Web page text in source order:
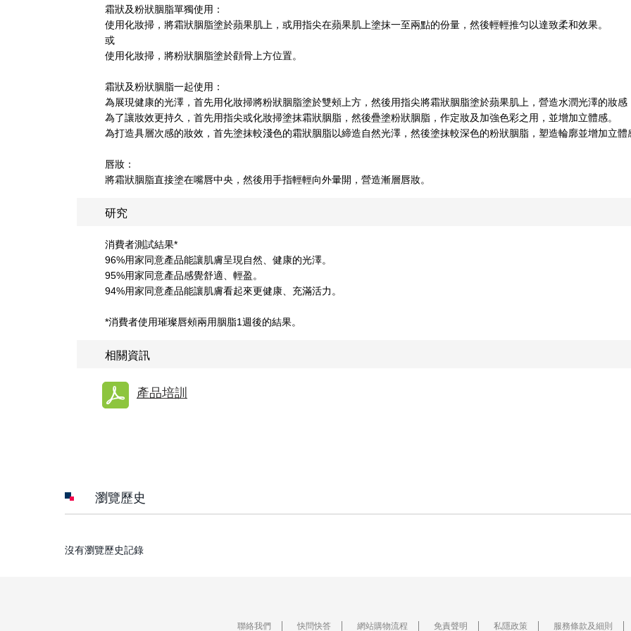
霜狀及粉狀胭脂單獨使用：
使用化妝掃，將霜狀胭脂塗於蘋果肌上，或用指尖在蘋果肌上塗抹一至兩點的份量，然後輕輕推匀以達致柔和效果。
或
使用化妝掃，將粉狀胭脂塗於顴骨上方位置。
霜狀及粉狀胭脂一起使用：
為展現健康的光澤，首先用化妝掃將粉狀胭脂塗於雙頰上方，然後用指尖將霜狀胭脂塗於蘋果肌上，營造水潤光澤的妝感
為了讓妝效更持久，首先用指尖或化妝掃塗抹霜狀胭脂，然後疊塗粉狀胭脂，作定妝及加強色彩之用，並增加立體感。
為打造具層次感的妝效，首先塗抹較淺色的霜狀胭脂以締造自然光澤，然後塗抹較深色的粉狀胭脂，塑造輪廓並增加立體
唇妝：
將霜狀胭脂直接塗在嘴唇中央，然後用手指輕輕向外暈開，營造漸層唇妝。
研究
消費者測試結果*
96%用家同意產品能讓肌膚呈現自然、健康的光澤。
95%用家同意產品感覺舒適、輕盈。
94%用家同意產品能讓肌膚看起來更健康、充滿活力。
*消費者使用璀璨唇頰兩用胭脂1週後的結果。
相關資訊
產品培訓
瀏覽歷史
沒有瀏覽歷史記錄
聯絡我們 快問快答 網站購物流程 免責聲明 私隱政策 服務條款及細則